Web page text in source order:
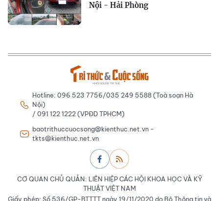
Nội - Hải Phòng
Hotline: 096 523 7756/035 249 5588 (Toà soạn Hà
Nội)
/ 091 122 1222 (VPĐD TPHCM)
baotrithuccuocsong@kienthuc.net.vn -
tkts@kienthuc.net.vn
CƠ QUAN CHỦ QUẢN: LIÊN HIỆP CÁC HỘI KHOA HỌC VÀ KỸ
THUẬT VIỆT NAM
Giấy phép: Số 536/GP-BTTTT ngày 19/11/2020 do Bộ Thông tin và